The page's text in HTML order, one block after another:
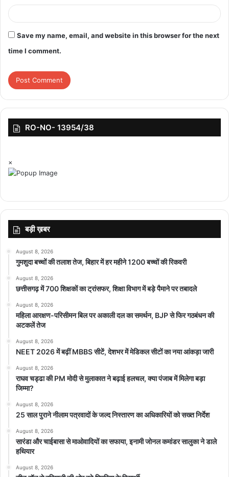
Save my name, email, and website in this browser for the next
time I comment.
RO-NO- 13954/38
×
बड़ी ख़बर
August 8, 2026
गुमशुदा बच्चों की तलाश तेज, बिहार में हर महीने 1200 बच्चों की रिकवरी
August 8, 2026
छत्तीसगढ़ में 700 शिक्षकों का ट्रांसफर, शिक्षा विभाग में बड़े पैमाने पर तबादले
August 8, 2026
महिला आरक्षण-परिसीमन बिल पर अकाली दल का समर्थन, BJP से फिर गठबंधन की
अटकलें तेज
August 8, 2026
NEET 2026 में बढ़ीं MBBS सीटें, देशभर में मेडिकल सीटों का नया आंकड़ा जारी
August 8, 2026
राघव चड्ढा की PM मोदी से मुलाकात ने बढ़ाई हलचल, क्या पंजाब में मिलेगा बड़ा
जिम्मा?
August 8, 2026
25 साल पुराने नीलाम पत्रवादों के जल्द निस्तारण का अधिकारियों को सख्त निर्देश
August 8, 2026
सारंडा और चाईबासा से माओवादियों का सफाया, इनामी जोनल कमांडर सालुका ने डाले
हथियार
August 8, 2026